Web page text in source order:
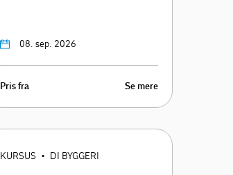
08. sep. 2026
Pris fra Se mere
KURSUS • DI BYGGERI